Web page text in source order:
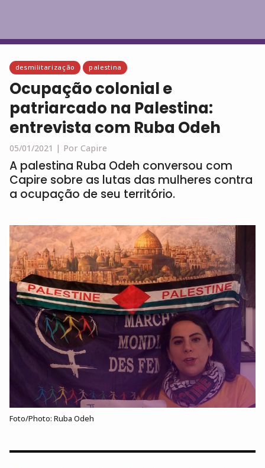
desmilitarização palestina
Ocupação colonial e
patriarcado na Palestina:
entrevista com Ruba Odeh
05/01/2021 | Por Capire
A palestina Ruba Odeh conversou com
Capire sobre as lutas das mulheres contra
a ocupação de seu território.
Foto/Photo: Ruba Odeh